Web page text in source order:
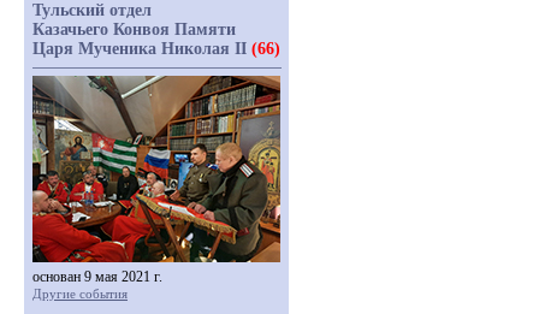
Тульский отдел
Казачьего Конвоя Памяти
Царя Мученика Николая II (66)
основан 9 мая 2021 г.
Другие события